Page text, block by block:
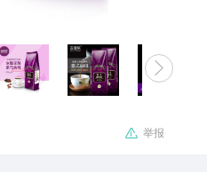

 举报